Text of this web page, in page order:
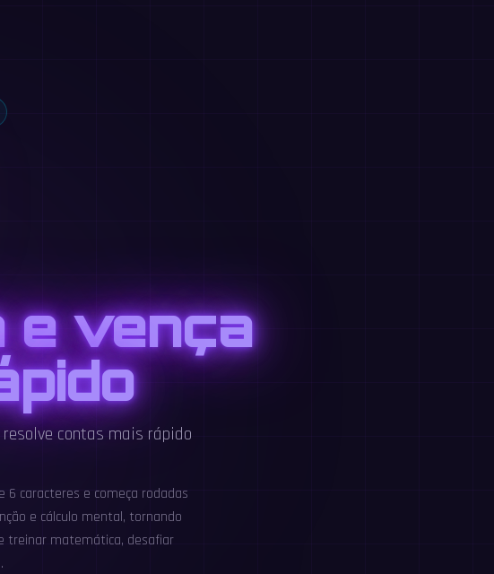
e vença
contas mais rápido
caracteres e começa rodadas
e cálculo mental, tornando
treinar matemática, desafiar